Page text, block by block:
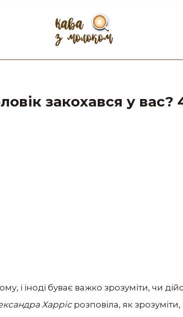
закохався у вас?
і іноді буває важко зрозуміти, чи
Харрісрозповіла, як